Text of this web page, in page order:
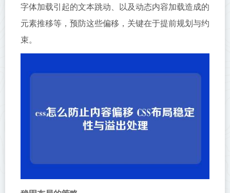
字体加载引起的文本跳动、以及动态内容加载造成的
元素推移等，预防这些偏移，关键在于提前规划与约
束。